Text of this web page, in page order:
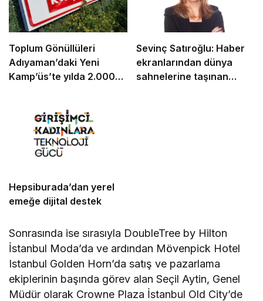
Toplum Gönüllüleri
Adıyaman’daki Yeni
Kamp’üs’te yılda 2.000
Sevinç Satıroğlu: Haber
ekranlarından dünya
sahnelerine taşınan
Hepsiburada’dan yerel
emeğe dijital destek
Sonrasında ise sırasıyla DoubleTree by Hilton
İstanbul Moda’da ve ardından Mövenpick Hotel
Istanbul Golden Horn’da satış ve pazarlama
ekiplerinin başında görev alan Seçil Aytin, Genel
Müdür olarak Crowne Plaza İstanbul Old City’de